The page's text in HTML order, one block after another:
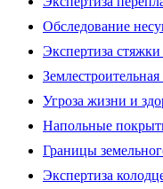
Обследование
Экспертиза стяжки
Землестроительная
Угроза жизни и
Напольные
Границы
Экспертиза